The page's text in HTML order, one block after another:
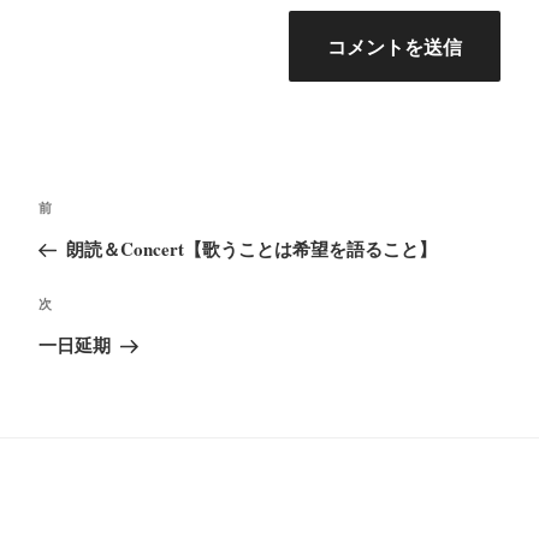
投
ナ
ビ
ー
前
の
稿
前
朗読＆Concert【歌うことは希望を語ること】
次
の
次
一日延期